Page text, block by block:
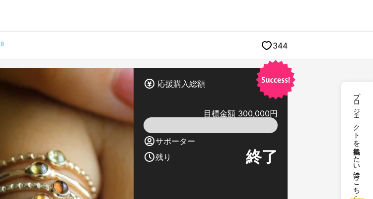
プロジェクトを掲載したい方はこちら
8 344
応援購入総額
目標金額 300,000円
サポーター
残り
終了